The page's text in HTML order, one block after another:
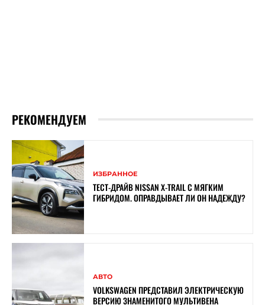
РЕКОМЕНДУЕМ
ИЗБРАННОЕ
ТЕСТ-ДРАЙВ NISSAN X-TRAIL С МЯГКИМ
ГИБРИДОМ. ОПРАВДЫВАЕТ ЛИ ОН НАДЕЖДУ?
АВТО
VOLKSWAGEN ПРЕДСТАВИЛ ЭЛЕКТРИЧЕСКУЮ
ВЕРСИЮ ЗНАМЕНИТОГО МУЛЬТИВЕНА